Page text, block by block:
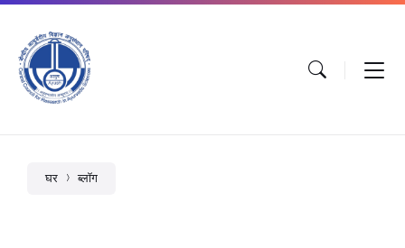
घर ब्लॉग